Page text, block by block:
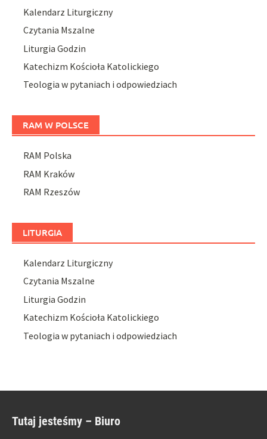
Kalendarz Liturgiczny
Czytania Mszalne
Liturgia Godzin
Katechizm Kościoła Katolickiego
Teologia w pytaniach i odpowiedziach
RAM W POLSCE
RAM Polska
RAM Kraków
RAM Rzeszów
LITURGIA
Kalendarz Liturgiczny
Czytania Mszalne
Liturgia Godzin
Katechizm Kościoła Katolickiego
Teologia w pytaniach i odpowiedziach
Tutaj jesteśmy – Biuro